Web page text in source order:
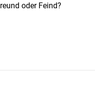
oder Feind?